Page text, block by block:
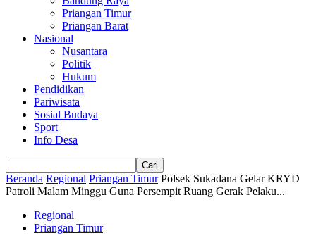
Priangan Timur
Priangan Barat
Nasional
Nusantara
Politik
Hukum
Pendidikan
Pariwisata
Sosial Budaya
Sport
Info Desa
Beranda Regional Priangan Timur Polsek Sukadana Gelar KRYD
Patroli Malam Minggu Guna Persempit Ruang Gerak Pelaku...
Regional
Priangan Timur